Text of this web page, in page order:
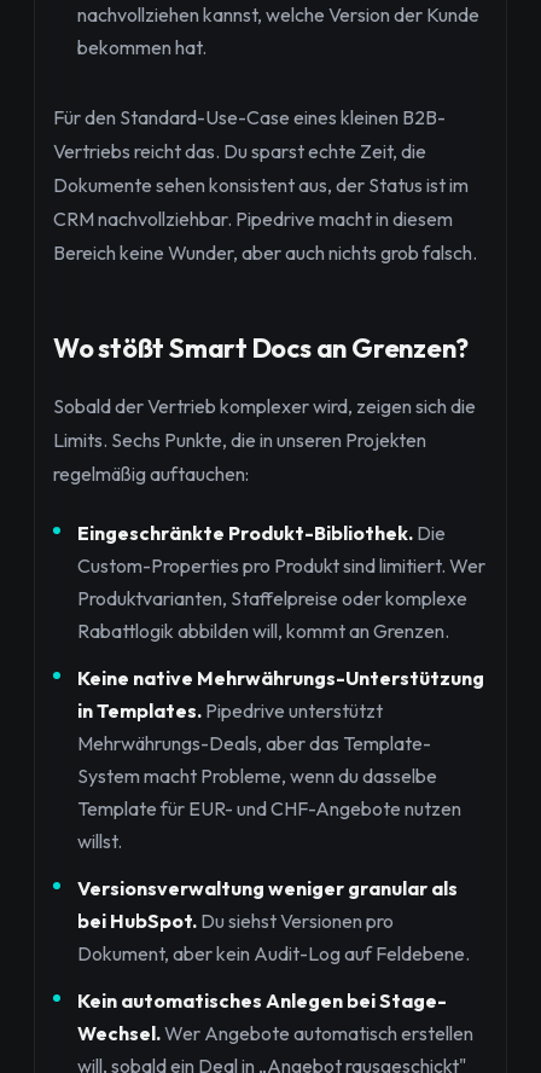
nachvollziehen kannst, welche Version der Kunde
bekommen hat.
Für den Standard-Use-Case eines kleinen B2B-
Vertriebs reicht das. Du sparst echte Zeit, die
Dokumente sehen konsistent aus, der Status ist im
CRM nachvollziehbar. Pipedrive macht in diesem
Bereich keine Wunder, aber auch nichts grob falsch.
Wo stößt Smart Docs an Grenzen?
Sobald der Vertrieb komplexer wird, zeigen sich die
Limits. Sechs Punkte, die in unseren Projekten
regelmäßig auftauchen:
Eingeschränkte Produkt-Bibliothek. Die
Custom-Properties pro Produkt sind limitiert. Wer
Produktvarianten, Staffelpreise oder komplexe
Rabattlogik abbilden will, kommt an Grenzen.
Keine native Mehrwährungs-Unterstützung
in Templates. Pipedrive unterstützt
Mehrwährungs-Deals, aber das Template-
System macht Probleme, wenn du dasselbe
Template für EUR- und CHF-Angebote nutzen
willst.
Versionsverwaltung weniger granular als
bei HubSpot. Du siehst Versionen pro
Dokument, aber kein Audit-Log auf Feldebene.
Kein automatisches Anlegen bei Stage-
Wechsel.Wer Angebote automatisch erstellen
will, sobald ein Deal in „Angebot rausgeschickt"